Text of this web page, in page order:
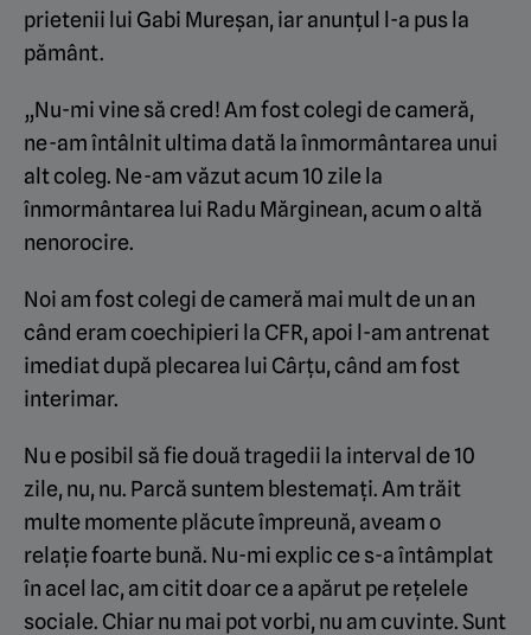
prietenii lui Gabi Mureșan, iar anunțul l-a pus la
pământ.
„Nu-mi vine să cred! Am fost colegi de cameră,
ne-am întâlnit ultima dată la înmormântarea unui
alt coleg. Ne-am văzut acum 10 zile la
înmormântarea lui Radu Mărginean, acum o altă
nenorocire.
Noi am fost colegi de cameră mai mult de un an
când eram coechipieri la CFR, apoi l-am antrenat
imediat după plecarea lui Cârțu, când am fost
interimar.
Nu e posibil să fie două tragedii la interval de 10
zile, nu, nu. Parcă suntem blestemați. Am trăit
multe momente plăcute împreună, aveam o
relație foarte bună. Nu-mi explic ce s-a întâmplat
în acel lac, am citit doar ce a apărut pe rețelele
sociale. Chiar nu mai pot vorbi, nu am cuvinte. Sunt